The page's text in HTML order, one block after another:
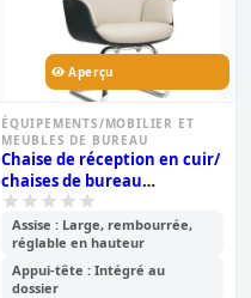
Aperçu
ÉQUIPEMENTS/MOBILIER ET
MEUBLES DE BUREAU
Chaise de réception en cuir/
chaises de bureau
professionnel à domicile
Assise : Large, rembourrée,
réglable en hauteur
Appui-tête : Intégré au
dossier